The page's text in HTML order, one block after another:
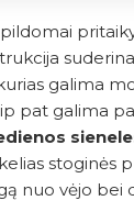
galima
pat galima
stoginės
nuo vėjo bei